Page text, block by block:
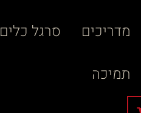
מדריכים
סרגל כלים
תמיכה